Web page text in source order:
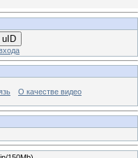
uID
О качестве видео